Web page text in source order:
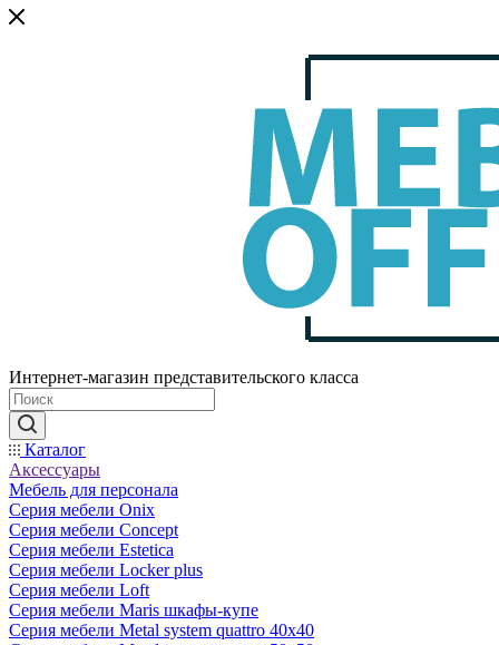
Интернет-магазин представительского класса
Каталог
Аксессуары
Мебель для персонала
Серия мебели Onix
Серия мебели Concept
Серия мебели Estetica
Серия мебели Locker plus
Серия мебели Loft
Серия мебели Maris шкафы-купе
Серия мебели Metal system quattro 40x40